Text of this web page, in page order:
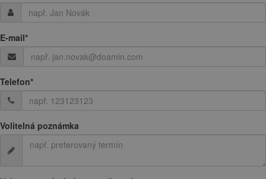
E-mail*
Telefon*
Volitelná poznámka